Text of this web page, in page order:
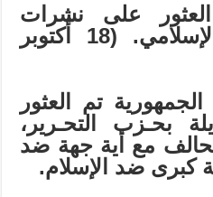
على نشرات
حـزب التحـرير الإسلامي. (18 أكتوبر
تم العثور
بحـزب التحـرير،
مع أية جهة ضد
كبرى ضد الإسلام.